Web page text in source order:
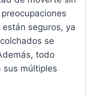
seguros, ya
se
todo
sus múltiples